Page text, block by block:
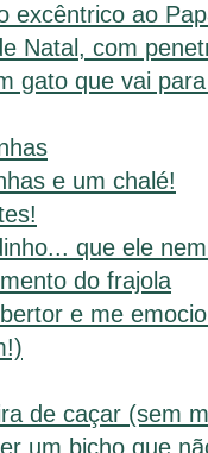
excêntrico ao
Natal, com
gato que vai
e um chalé!
que ele
do frajola
e me
de caçar (sem
um bicho que